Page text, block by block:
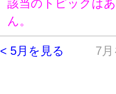
該当のトピックは
ん。
< 5月を見る 7